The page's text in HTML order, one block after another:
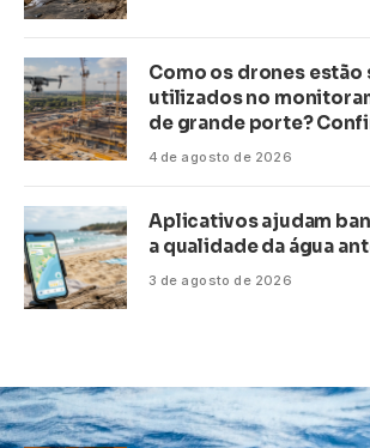
Como os drones estão
utilizados no
de grande porte?
4 de agosto de 2026
Aplicativos ajudam
a qualidade da água
3 de agosto de 2026